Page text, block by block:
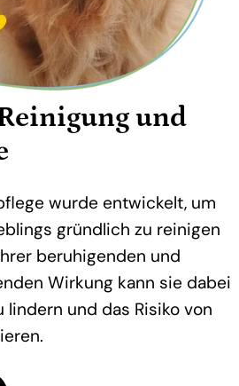
und
wurde entwickelt, um
gründlich zu reinigen
beruhigenden und
Wirkung kann sie dabei
lindern und das Risiko von